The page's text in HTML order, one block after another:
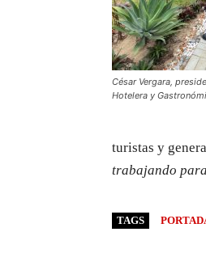
César Vergara,
Hotelera y
turistas y
trabajando
TAGS